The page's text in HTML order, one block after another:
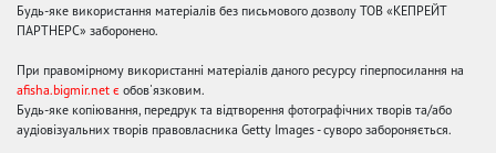
Будь-яке використання матеріалів без письмового дозволу ТОВ «КЕПРЕЙТ
ПАРТНЕРС» заборонено.
При правомірному використанні матеріалів даного ресурсу гіперпосилання на
afisha.bigmir.net є обов'язковим.
Будь-яке копіювання, передрук та відтворення фотографічних творів та/або
аудіовізуальних творів правовласника Getty Images - суворо забороняється.